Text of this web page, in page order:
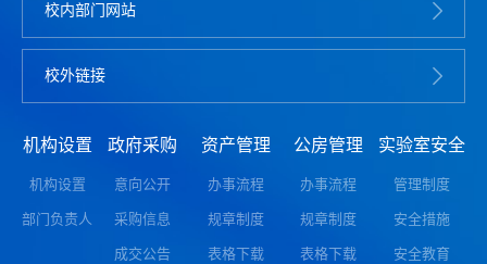
校内部门网站
校外链接
机构设置
机构设置
部门负责人
政府采购
意向公开
采购信息
成交公告
资产管理
办事流程
规章制度
表格下载
公房管理
办事流程
规章制度
表格下载
实验室安全
管理制度
安全措施
安全教育